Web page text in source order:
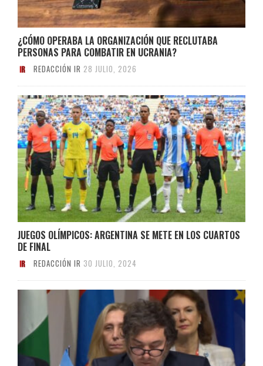
¿CÓMO OPERABA LA ORGANIZACIÓN QUE RECLUTABA
PERSONAS PARA COMBATIR EN UCRANIA?
REDACCIÓN IR 28 JULIO, 2026
JUEGOS OLÍMPICOS: ARGENTINA SE METE EN LOS CUARTOS
DE FINAL
REDACCIÓN IR 30 JULIO, 2024